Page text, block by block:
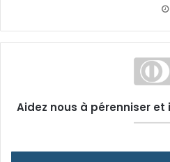
Aidez nous à pérenniser